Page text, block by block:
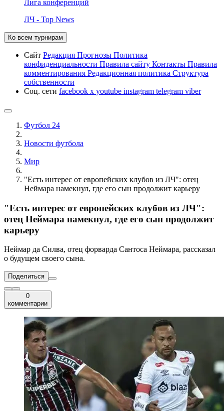
Лига конференций
ЛЧ - Top News
Ко всем турнирам
Сайт Редакция Прогнозы Политика
конфиденциальности Правила сайту Контакты Правила
комментирования Редакционная политика Структура
собственности
Соц. сети facebook x youtube instagram telegram viber
Футбол 24
Новости футбола
Мир
"Есть интерес от европейских клубов из ЛЧ": отец
Неймара намекнул, где его сын продолжит карьеру
"Есть интерес от европейских клубов из ЛЧ":
отец Неймара намекнул, где его сын продолжит
карьеру
Неймар да Силва, отец форварда Сантоса Неймара, рассказал
о будущем своего сына.
Поделиться
0
комментарии